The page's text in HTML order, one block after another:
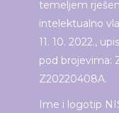
temeljem
intelektualno
11. 10. 2022.,
pod brojevima:
Z20220408A.
Ime i logotip